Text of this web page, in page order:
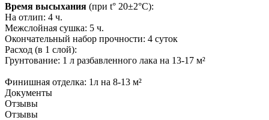
Время высыхания (при t° 20±2°С):
На отлип: 4 ч.
Межслойная сушка: 5 ч.
Окончательный набор прочности: 4 суток
Расход (в 1 слой):
Грунтование: 1 л разбавленного лака на 13-17 м²
Финишная отделка: 1л на 8-13 м²
Документы
Отзывы
Отзывы